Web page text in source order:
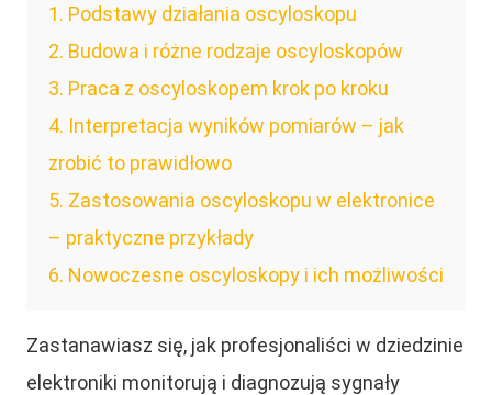
1 Podstawy działania oscyloskopu
2 Budowa i różne rodzaje oscyloskopów
3 Praca z oscyloskopem krok po kroku
4 Interpretacja wyników pomiarów – jak
zrobić to prawidłowo
5 Zastosowania oscyloskopu w elektronice
– praktyczne przykłady
6 Nowoczesne oscyloskopy i ich możliwości
Zastanawiasz się, jak profesjonaliści w dziedzinie
elektroniki monitorują i diagnozują sygnały